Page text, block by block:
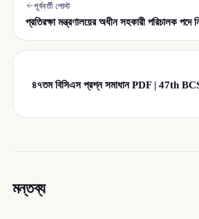
পূর্ববর্তী পোস্ট
প্রতিরক্ষা মন্ত্রণালয়ের অধীন সহকারী পরিচালক পদে
৪৭তম বিসিএস প্রশ্ন সমাধান PDF | 47th
মন্তব্য